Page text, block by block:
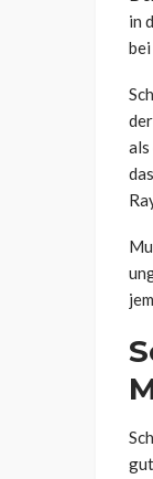
in